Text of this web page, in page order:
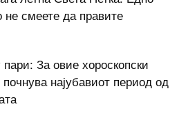
не смеете да правите
За овие хороскопски
најубавиот период од